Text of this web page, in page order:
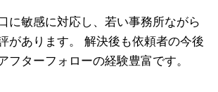
に敏感に対応し、若い事務所ながら
があります。 解決後も依頼者の今後
フターフォローの経験豊富です。